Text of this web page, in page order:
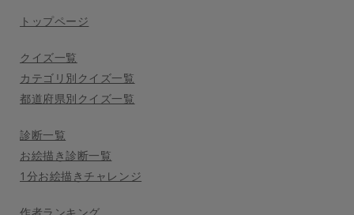
トップページ
クイズ一覧
カテゴリ別クイズ一覧
都道府県別クイズ一覧
診断一覧
お絵描き診断一覧
1分お絵描きチャレンジ
作者ランキング